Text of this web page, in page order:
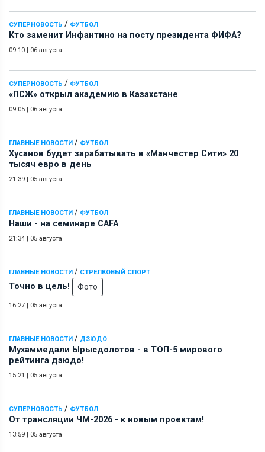
СУПЕРНОВОСТЬ / ФУТБОЛ
Кто заменит Инфантино на посту президента ФИФА?
09:10 | 06 августа
СУПЕРНОВОСТЬ / ФУТБОЛ
«ПСЖ» открыл академию в Казахстане
09:05 | 06 августа
ГЛАВНЫЕ НОВОСТИ / ФУТБОЛ
Хусанов будет зарабатывать в «Манчестер Сити» 20
тысяч евро в день
21:39 | 05 августа
ГЛАВНЫЕ НОВОСТИ / ФУТБОЛ
Наши - на семинаре СAFA
21:34 | 05 августа
ГЛАВНЫЕ НОВОСТИ / СТРЕЛКОВЫЙ СПОРТ
Точно в цель! Фото
16:27 | 05 августа
ГЛАВНЫЕ НОВОСТИ / ДЗЮДО
Мухаммедали Ырысдолотов - в ТОП-5 мирового
рейтинга дзюдо!
15:21 | 05 августа
СУПЕРНОВОСТЬ / ФУТБОЛ
От трансляции ЧМ-2026 - к новым проектам!
13:59 | 05 августа